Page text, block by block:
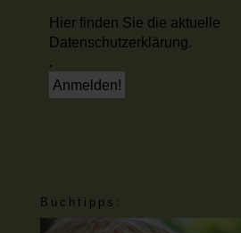
Hier finden Sie die aktuelle
Datenschutzerklärung.
.
Buchtipps: